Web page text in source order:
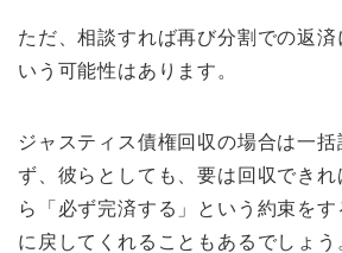
ただ、相談すれば再び分割での返済
いう可能性はあります。
ジャスティス債権回収の場合は一
ず、彼らとしても、要は回収でき
ら「必ず完済する」という約束をす
に戻してくれることもあるでしょう